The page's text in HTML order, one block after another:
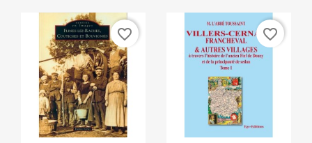
favorite_border favorite_border